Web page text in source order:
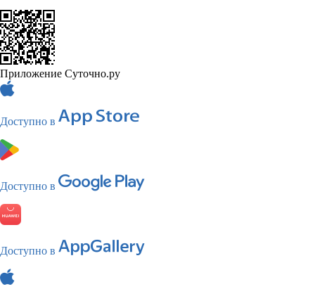
Приложение Суточно.ру
Доступно в
Доступно в
Доступно в